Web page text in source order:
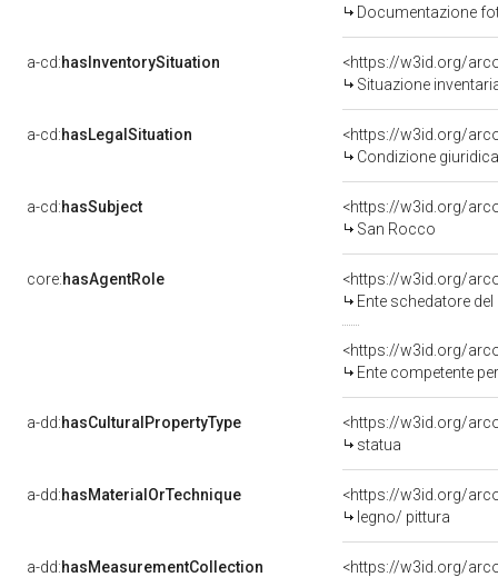
Documentazione
a-cd:hasInventorySituation
<https://w3id.org/
Situazione
a-cd:hasLegalSituation
Condizione
a-cd:hasSubject
<https://w3id.org/
San Rocco
core:hasAgentRole
<https://w3id.org/
Ente schedatore del
<https://w3id.org/
Ente competente per
a-dd:hasCulturalPropertyType
<https://w3id.org/
statua
a-dd:hasMaterialOrTechnique
<https://w3id.org/
legno/ pittura
a-dd:hasMeasurementCollection
<https://w3id.org/